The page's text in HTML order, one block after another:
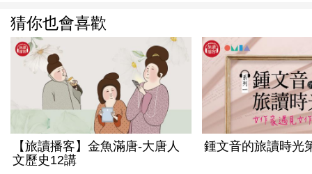
猜你也會喜歡
【旅讀播客】金魚滿唐-大唐人
文歷史12講
鍾文音的旅讀時光